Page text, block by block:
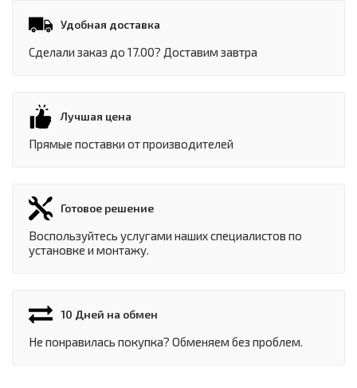
Удобная доставка
Сделали заказ до 17.00? Доставим завтра
Лучшая цена
Прямые поставки от производителей
Готовое решение
Воспользуйтесь услугами наших специалистов по
установке и монтажу.
10 Дней на обмен
Не понравилась покупка? Обменяем без проблем.